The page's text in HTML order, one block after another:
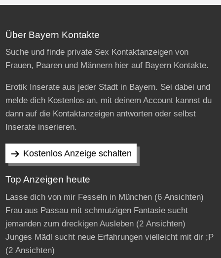
Über Bayern Kontakte
Suche und finde private Sex Kontaktanzeigen von
Frauen, Paaren und Männern hier auf Bayern Kontakte.
Erotik Inserate aus jeder Stadt in Bayern. Sei dabei und
melde dich Kostenlos an, mit deinem Account kannst du
dann auf die Kontaktanzeigen antworten oder selbst
Inserate inserieren.
Kostenlos Anzeige schalten
Top Anzeigen heute
Lasse dich von mir Fesseln in München(6 Ansichten)
Frau aus Passau mit schmutzigen Fantasie sucht
jemanden zum dreckigen Ausleben(2 Ansichten)
Junges Mädl sucht neue Erfahrungen vielleicht mit dir ;P
(2 Ansichten)